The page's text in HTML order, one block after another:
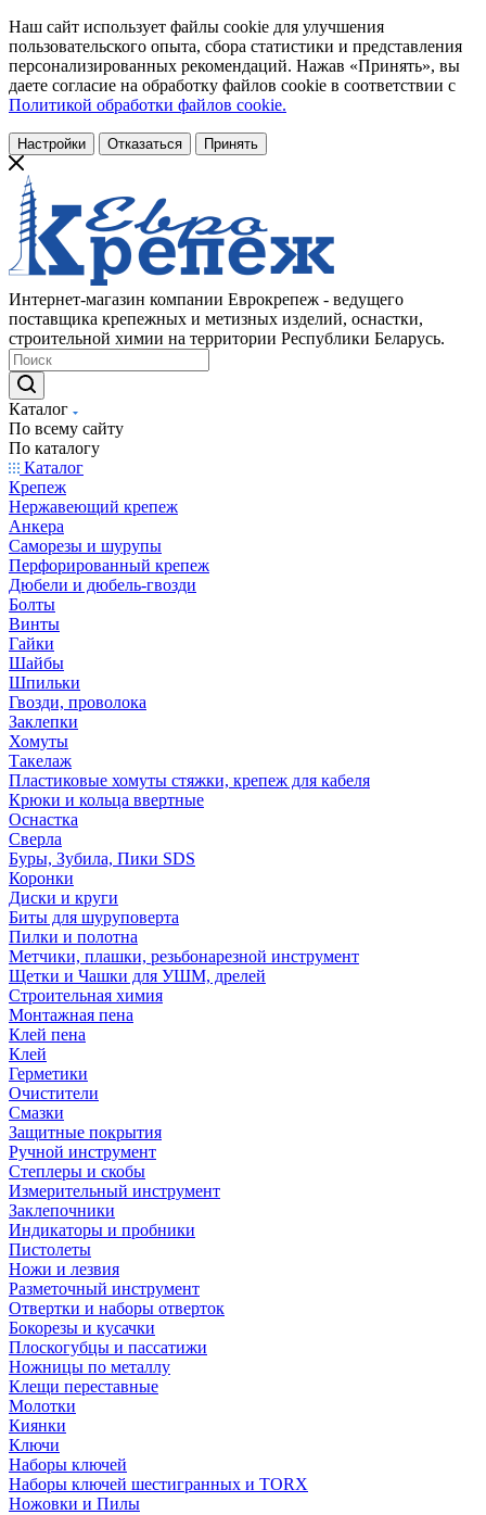
Наш сайт использует файлы cookie для улучшения
пользовательского опыта, сбора статистики и представления
персонализированных рекомендаций. Нажав «Принять», вы
даете согласие на обработку файлов cookie в соответствии с
Политикой обработки файлов cookie.
Настройки Отказаться Принять
Интернет-магазин компании Еврокрепеж - ведущего
поставщика крепежных и метизных изделий, оснастки,
строительной химии на территории Республики Беларусь.
Каталог
По всему сайту
По каталогу
Каталог
Крепеж
Нержавеющий крепеж
Анкера
Саморезы и шурупы
Перфорированный крепеж
Дюбели и дюбель-гвозди
Болты
Винты
Гайки
Шайбы
Шпильки
Гвозди, проволока
Заклепки
Хомуты
Такелаж
Пластиковые хомуты стяжки, крепеж для кабеля
Крюки и кольца ввертные
Оснастка
Сверла
Буры, Зубила, Пики SDS
Коронки
Диски и круги
Биты для шуруповерта
Пилки и полотна
Метчики, плашки, резьбонарезной инструмент
Щетки и Чашки для УШМ, дрелей
Строительная химия
Монтажная пена
Клей пена
Клей
Герметики
Очистители
Смазки
Защитные покрытия
Ручной инструмент
Степлеры и скобы
Измерительный инструмент
Заклепочники
Индикаторы и пробники
Пистолеты
Ножи и лезвия
Разметочный инструмент
Отвертки и наборы отверток
Бокорезы и кусачки
Плоскогубцы и пассатижи
Ножницы по металлу
Клещи переставные
Молотки
Киянки
Ключи
Наборы ключей
Наборы ключей шестигранных и TORX
Ножовки и Пилы